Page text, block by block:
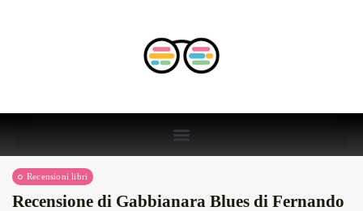
Recensioni libri
Recensione di Gabbianara Blues di Fernando